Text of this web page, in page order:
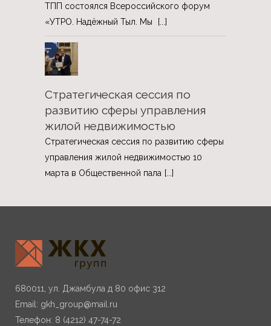
ТПП состоялся Всероссийского форум
«УТРО. Надёжный Тыл. Мы
[...]
Стратегическая сессия по
развитию сферы управления
жилой недвижимостью
Стратегическая сессия по развитию сферы
управления жилой недвижимостью 10
марта в Общественной пала [...]
680011, ул. Джамбула д 80 офис 312
Email: gkh_group@mail.ru
Телефон: 8 (4212) 47-74-72